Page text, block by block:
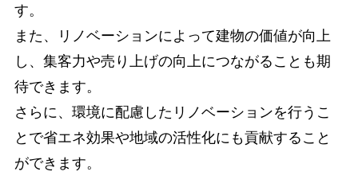
す。
また、リノベーションによって建物の価値が向上
し、集客力や売り上げの向上につながることも期
待できます。
さらに、環境に配慮したリノベーションを行うこ
とで省エネ効果や地域の活性化にも貢献すること
ができます。